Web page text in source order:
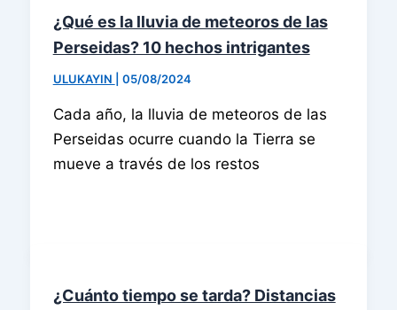
¿Qué es la lluvia de meteoros de las
Perseidas? 10 hechos intrigantes
ULUKAYIN 05/08/2024
Cada año, la lluvia de meteoros de las
Perseidas ocurre cuando la Tierra se
mueve a través de los restos
¿Cuánto tiempo se tarda? Distancias